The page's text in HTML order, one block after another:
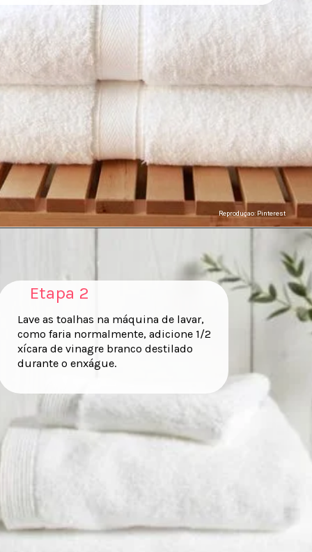
Reproduçao: Pinterest
Etapa 2
Lave as toalhas na máquina de lavar,
como faria normalmente, adicione 1/2
xícara de vinagre branco destilado
durante o enxágue.